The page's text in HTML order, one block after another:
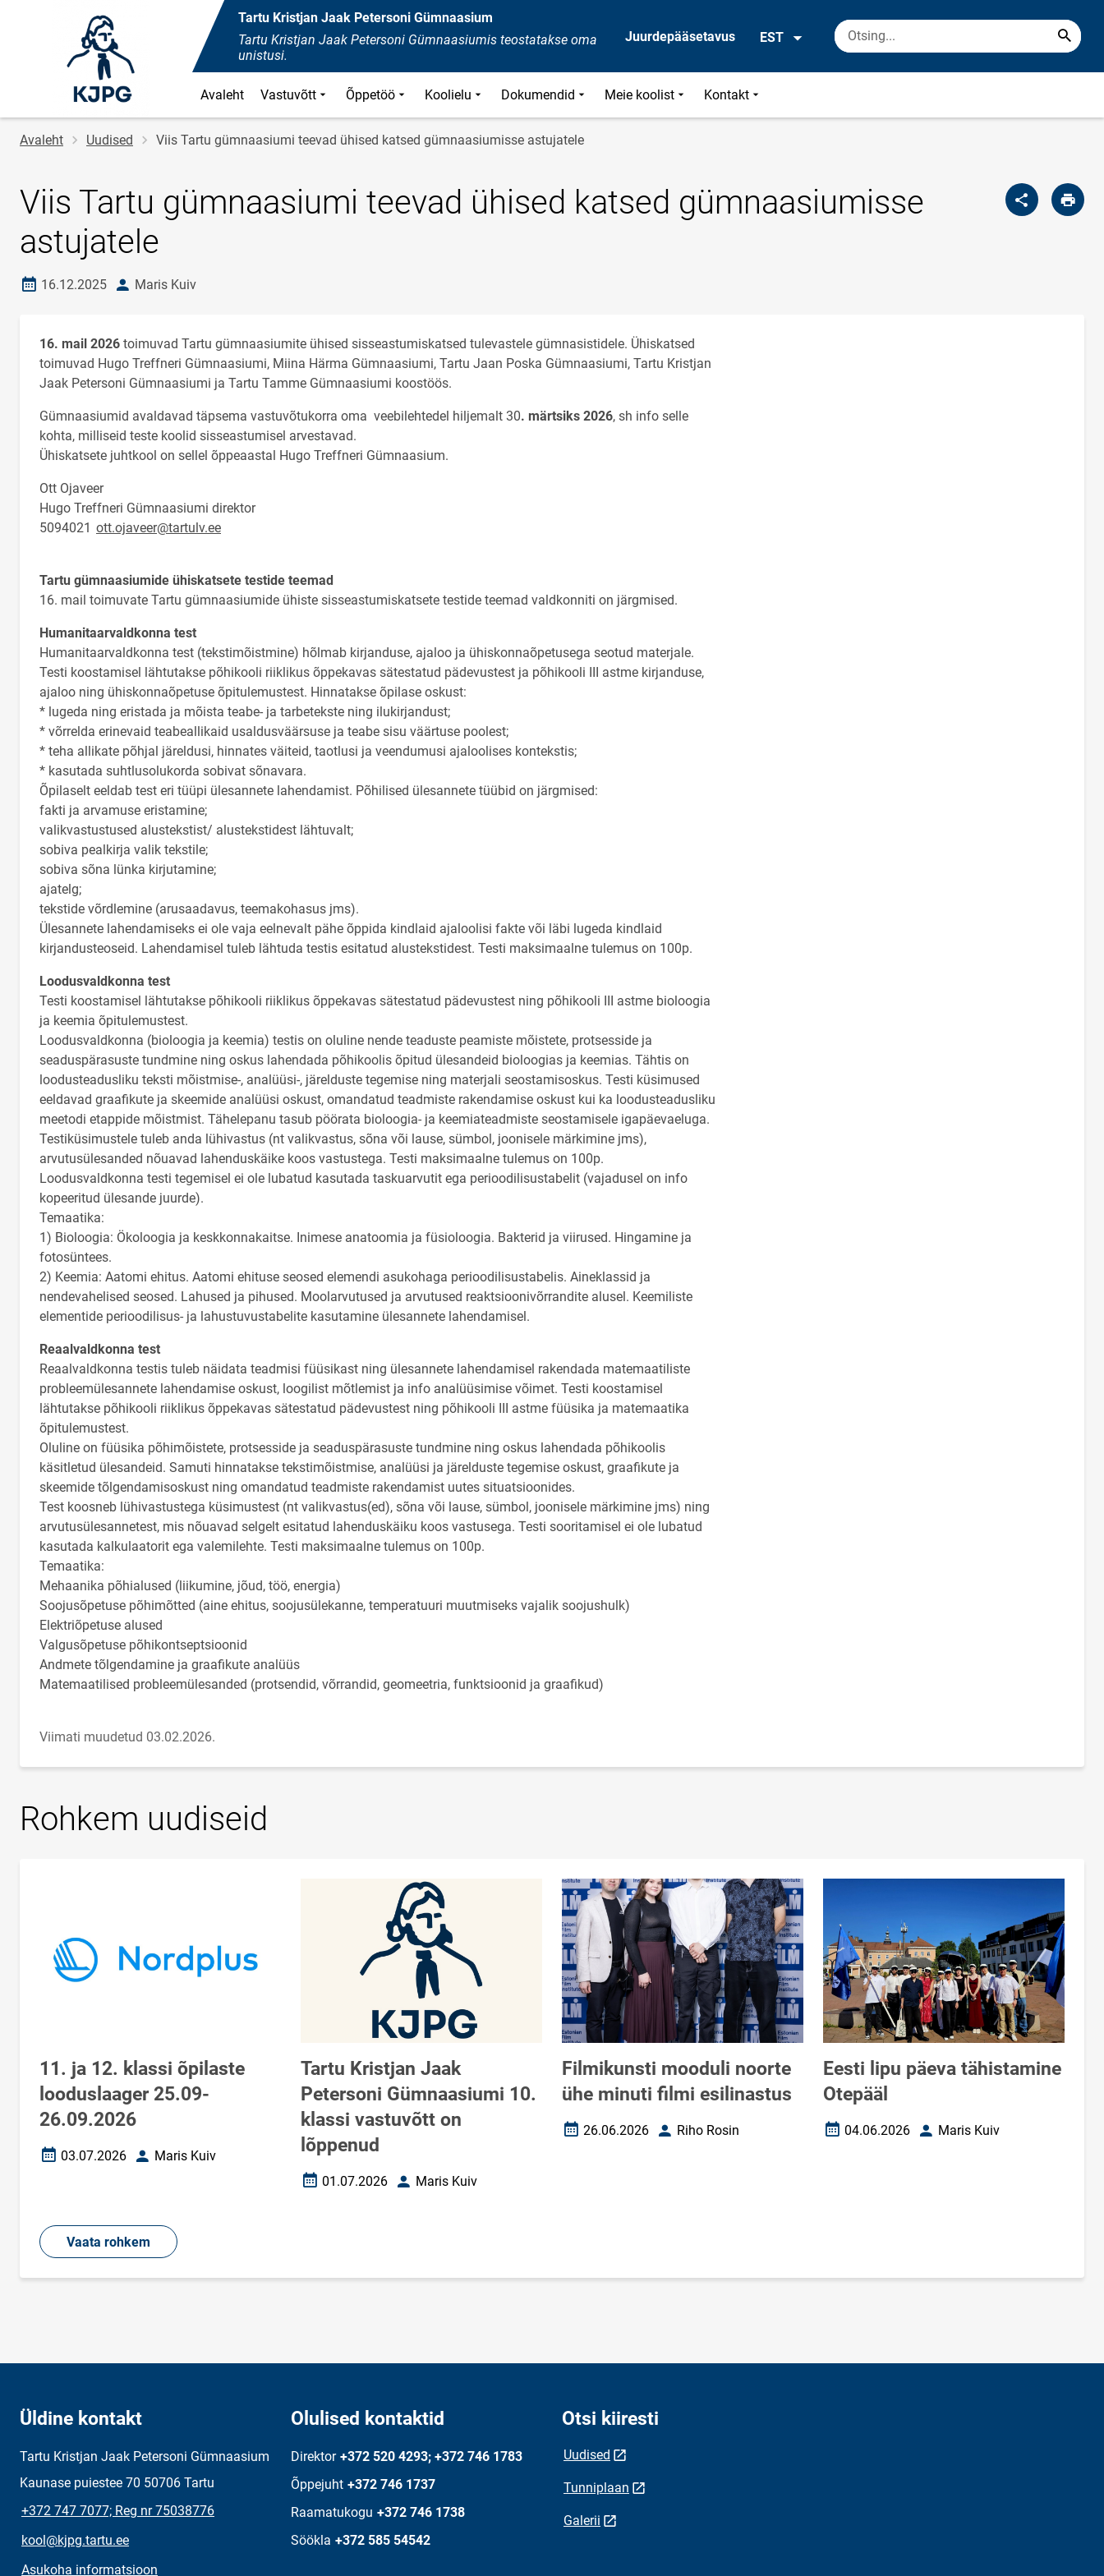
Tartu Kristjan Jaak Petersoni Gümnaasium
Tartu Kristjan Jaak Petersoni Gümnaasiumis teostatakse oma
unistusi.
Juurdepääsetavus EST
Avaleht Vastuvõtt Õppetöö Koolielu Dokumendid Meie koolist Kontakt
Leivapuru
Avaleht Uudised Viis Tartu gümnaasiumi teevad ühised katsed gümnaasiumisse astujatele
Viis Tartu gümnaasiumi teevad ühised katsed gümnaasiumisse
astujatele
Loomise kuupäev
16.12.2025 autorMaris Kuiv
16. mail 2026 toimuvad Tartu gümnaasiumite ühised sisseastumiskatsed tulevastele gümnasistidele. Ühiskatsed
toimuvad Hugo Treffneri Gümnaasiumi, Miina Härma Gümnaasiumi, Tartu Jaan Poska Gümnaasiumi, Tartu Kristjan
Jaak Petersoni Gümnaasiumi ja Tartu Tamme Gümnaasiumi koostöös.
Gümnaasiumid avaldavad täpsema vastuvõtukorra oma veebilehtedel hiljemalt 30. märtsiks 2026, sh info selle
kohta, milliseid teste koolid sisseastumisel arvestavad.
Ühiskatsete juhtkool on sellel õppeaastal Hugo Treffneri Gümnaasium.
Ott Ojaveer
Hugo Treffneri Gümnaasiumi direktor
5094021 ott.ojaveer@tartulv.ee
Tartu gümnaasiumide ühiskatsete testide teemad
16. mail toimuvate Tartu gümnaasiumide ühiste sisseastumiskatsete testide teemad valdkonniti on järgmised.
Humanitaarvaldkonna test
Humanitaarvaldkonna test (tekstimõistmine) hõlmab kirjanduse, ajaloo ja ühiskonnaõpetusega seotud materjale.
Testi koostamisel lähtutakse põhikooli riiklikus õppekavas sätestatud pädevustest ja põhikooli III astme kirjanduse,
ajaloo ning ühiskonnaõpetuse õpitulemustest. Hinnatakse õpilase oskust:
* lugeda ning eristada ja mõista teabe- ja tarbetekste ning ilukirjandust;
* võrrelda erinevaid teabeallikaid usaldusväärsuse ja teabe sisu väärtuse poolest;
* teha allikate põhjal järeldusi, hinnates väiteid, taotlusi ja veendumusi ajaloolises kontekstis;
* kasutada suhtlusolukorda sobivat sõnavara.
Õpilaselt eeldab test eri tüüpi ülesannete lahendamist. Põhilised ülesannete tüübid on järgmised:
fakti ja arvamuse eristamine;
valikvastustused alustekstist/ alustekstidest lähtuvalt;
sobiva pealkirja valik tekstile;
sobiva sõna lünka kirjutamine;
ajatelg;
tekstide võrdlemine (arusaadavus, teemakohasus jms).
Ülesannete lahendamiseks ei ole vaja eelnevalt pähe õppida kindlaid ajaloolisi fakte või läbi lugeda kindlaid
kirjandusteoseid. Lahendamisel tuleb lähtuda testis esitatud alustekstidest. Testi maksimaalne tulemus on 100p.
Loodusvaldkonna test
Testi koostamisel lähtutakse põhikooli riiklikus õppekavas sätestatud pädevustest ning põhikooli III astme bioloogia
ja keemia õpitulemustest.
Loodusvaldkonna (bioloogia ja keemia) testis on oluline nende teaduste peamiste mõistete, protsesside ja
seaduspärasuste tundmine ning oskus lahendada põhikoolis õpitud ülesandeid bioloogias ja keemias. Tähtis on
loodusteadusliku teksti mõistmise-, analüüsi-, järelduste tegemise ning materjali seostamisoskus. Testi küsimused
eeldavad graafikute ja skeemide analüüsi oskust, omandatud teadmiste rakendamise oskust kui ka loodusteadusliku
meetodi etappide mõistmist. Tähelepanu tasub pöörata bioloogia- ja keemiateadmiste seostamisele igapäevaeluga.
Testiküsimustele tuleb anda lühivastus (nt valikvastus, sõna või lause, sümbol, joonisele märkimine jms),
arvutusülesanded nõuavad lahenduskäike koos vastustega. Testi maksimaalne tulemus on 100p.
Loodusvaldkonna testi tegemisel ei ole lubatud kasutada taskuarvutit ega perioodilisustabelit (vajadusel on info
kopeeritud ülesande juurde).
Temaatika:
1) Bioloogia: Ökoloogia ja keskkonnakaitse. Inimese anatoomia ja füsioloogia. Bakterid ja viirused. Hingamine ja
fotosüntees.
2) Keemia: Aatomi ehitus. Aatomi ehituse seosed elemendi asukohaga perioodilisustabelis. Aineklassid ja
nendevahelised seosed. Lahused ja pihused. Moolarvutused ja arvutused reaktsioonivõrrandite alusel. Keemiliste
elementide perioodilisus- ja lahustuvustabelite kasutamine ülesannete lahendamisel.
Reaalvaldkonna test
Reaalvaldkonna testis tuleb näidata teadmisi füüsikast ning ülesannete lahendamisel rakendada matemaatiliste
probleemülesannete lahendamise oskust, loogilist mõtlemist ja info analüüsimise võimet. Testi koostamisel
lähtutakse põhikooli riiklikus õppekavas sätestatud pädevustest ning põhikooli III astme füüsika ja matemaatika
õpitulemustest.
Oluline on füüsika põhimõistete, protsesside ja seaduspärasuste tundmine ning oskus lahendada põhikoolis
käsitletud ülesandeid. Samuti hinnatakse tekstimõistmise, analüüsi ja järelduste tegemise oskust, graafikute ja
skeemide tõlgendamisoskust ning omandatud teadmiste rakendamist uutes situatsioonides.
Test koosneb lühivastustega küsimustest (nt valikvastus(ed), sõna või lause, sümbol, joonisele märkimine jms) ning
arvutusülesannetest, mis nõuavad selgelt esitatud lahenduskäiku koos vastusega. Testi sooritamisel ei ole lubatud
kasutada kalkulaatorit ega valemilehte. Testi maksimaalne tulemus on 100p.
Temaatika:
Mehaanika põhialused (liikumine, jõud, töö, energia)
Soojusõpetuse põhimõtted (aine ehitus, soojusülekanne, temperatuuri muutmiseks vajalik soojushulk)
Elektriõpetuse alused
Valgusõpetuse põhikontseptsioonid
Andmete tõlgendamine ja graafikute analüüs
Matemaatilised probleemülesanded (protsendid, võrrandid, geomeetria, funktsioonid ja graafikud)
Viimati muudetud 03.02.2026.
Rohkem uudiseid
11. ja 12. klassi õpilaste
looduslaager 25.09-
26.09.2026
Loomise kuupäev
03.07.2026 AutorMaris Kuiv
Tartu Kristjan Jaak
Petersoni Gümnaasiumi 10.
klassi vastuvõtt on
lõppenud
Loomise kuupäev
01.07.2026 AutorMaris Kuiv
Filmikunsti mooduli noorte
ühe minuti filmi esilinastus
Loomise kuupäev
26.06.2026 AutorRiho Rosin
Eesti lipu päeva tähistamine
Otepääl
Loomise kuupäev
04.06.2026 AutorMaris Kuiv
Vaata rohkem
Üldine kontakt
Tartu Kristjan Jaak Petersoni Gümnaasium
Kaunase puiestee 70 50706 Tartu
+372 747 7077; Reg nr 75038776
kool@kjpg.tartu.ee
Asukoha informatsioon
Olulised kontaktid
Direktor +372 520 4293; +372 746 1783
Õppejuht +372 746 1737
Raamatukogu +372 746 1738
Söökla +372 585 54542
Otsi kiiresti
Uudised
Tunniplaan
Galerii